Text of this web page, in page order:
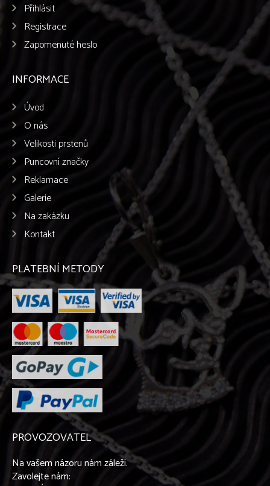
Přihlásit
Registrace
Zapomenuté heslo
INFORMACE
Úvod
O nás
Velikosti prstenů
Puncovní značky
Reklamace
Galerie
Na zakázku
Kontakt
PLATEBNÍ METODY
PROVOZOVATEL
Na vašem názoru nám záleží.
Zavolejte nám: